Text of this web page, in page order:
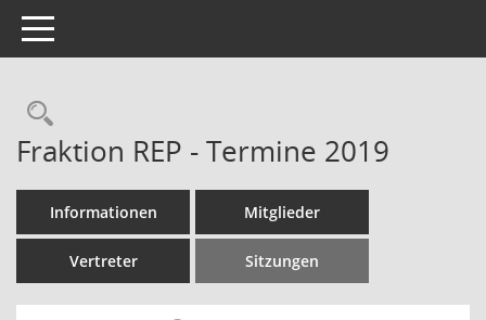
Toggle navigation
Rechercheauswahl
Fraktion REP - Termine 2019
Informationen Mitglieder
Vertreter Sitzungen